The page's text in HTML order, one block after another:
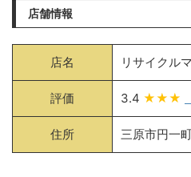
店舗情報
店名 リサイクル
評価 3.4 ★★★
住所 三原市円一